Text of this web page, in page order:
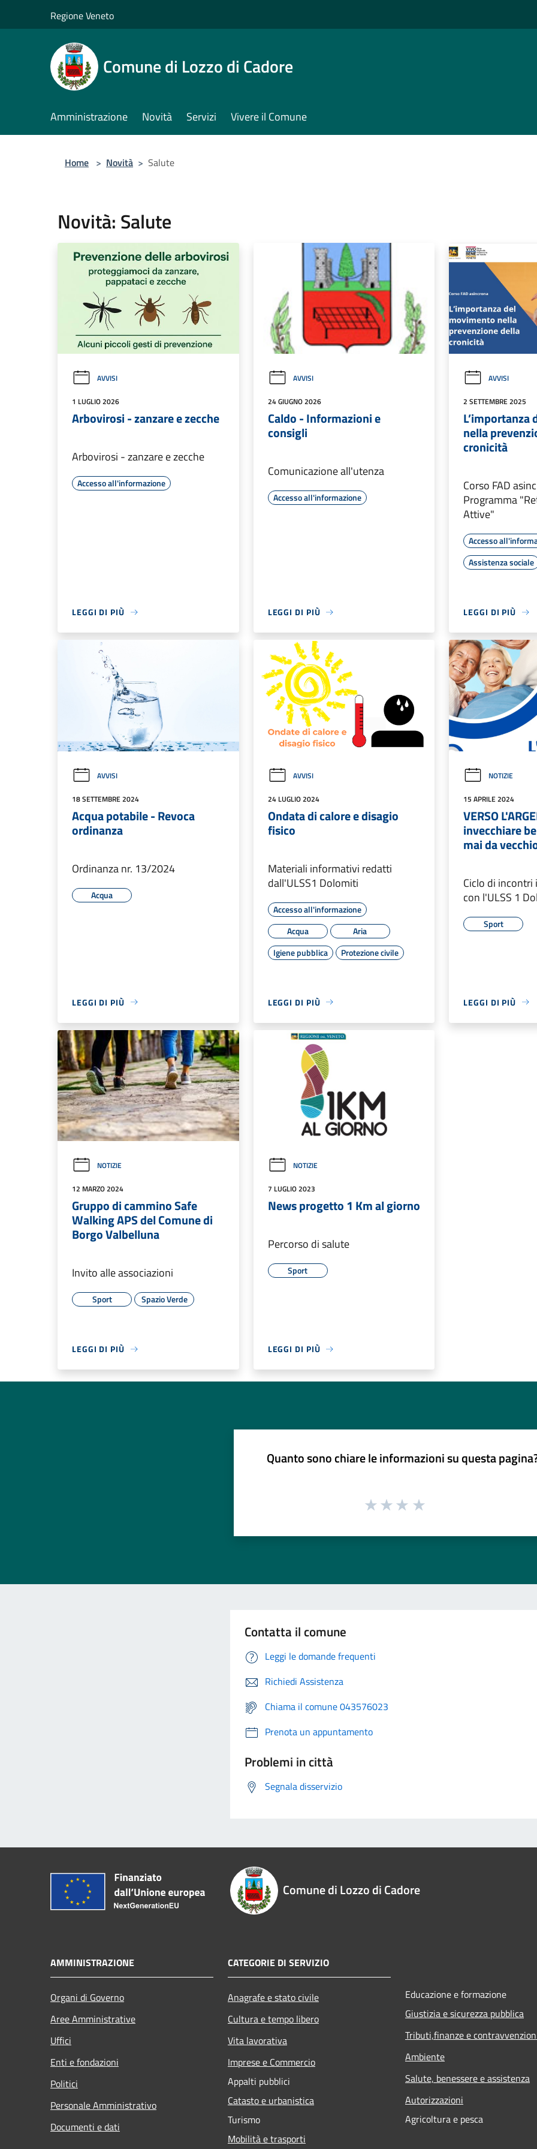
Regione Veneto
Comune di Lozzo di Cadore
Amministrazione Novità Servizi Vivere il Comune
Home > Novità > Salute
Novità: Salute
AVVISI
1 LUGLIO 2026
Arbovirosi - zanzare e zecche
Arbovirosi - zanzare e zecche
Accesso all'informazione
LEGGI DI PIÙ
AVVISI
24 GIUGNO 2026
Caldo - Informazioni e
consigli
Comunicazione all'utenza
Accesso all'informazione
LEGGI DI PIÙ
AVVISI
2 SETTEMBRE 2025
nella
cronicità
Corso FAD
Programma
Attive"
Accesso
Assistenza sociale
LEGGI DI PIÙ
AVVISI
18 SETTEMBRE 2024
Acqua potabile - Revoca
ordinanza
Ordinanza nr. 13/2024
Acqua
LEGGI DI PIÙ
AVVISI
24 LUGLIO 2024
Ondata di calore e disagio
fisico
Materiali informativi redatti
dall'ULSS1 Dolomiti
Accesso all'informazione
Acqua
Aria
Igiene pubblica
Protezione civile
LEGGI DI PIÙ
NOTIZIE
15 APRILE 2024
VERSO
invecchiare
mai da
Ciclo di
con l'ULSS 1
Sport
LEGGI DI PIÙ
NOTIZIE
12 MARZO 2024
Gruppo di cammino Safe
Walking APS del Comune di
Borgo Valbelluna
Invito alle associazioni
Sport Spazio Verde
LEGGI DI PIÙ
NOTIZIE
7 LUGLIO 2023
News progetto 1 Km al giorno
Percorso di salute
Sport
LEGGI DI PIÙ
Quanto sono chiare le informazioni su questa
Contatta il comune
Leggi le domande frequenti
Richiedi Assistenza
Chiama il comune 043576023
Prenota un appuntamento
Problemi in città
Segnala disservizio
Comune di Lozzo di Cadore
AMMINISTRAZIONE
Organi di Governo
Aree Amministrative
Uffici
Enti e fondazioni
Politici
Personale Amministrativo
Documenti e dati
CATEGORIE DI SERVIZIO
Anagrafe e stato civile
Cultura e tempo libero
Vita lavorativa
Imprese e Commercio
Appalti pubblici
Catasto e urbanistica
Turismo
Mobilità e trasporti
Educazione e formazione
Giustizia e sicurezza pubblica
Tributi,finanze e
Ambiente
Salute, benessere e assistenza
Autorizzazioni
Agricoltura e pesca